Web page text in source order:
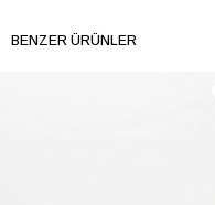
BENZER ÜRÜNLER